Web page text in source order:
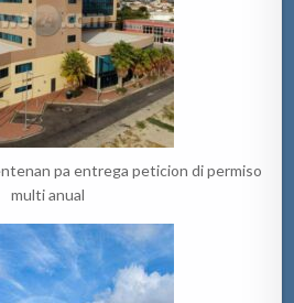
pa entrega peticion di permiso
multi anual